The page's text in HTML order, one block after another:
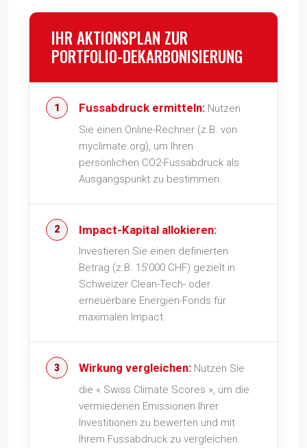
IHR AKTIONSPLAN ZUR
PORTFOLIO-DEKARBONISIERUNG
Fussabdruck ermitteln: Nutzen
Sie einen Online-Rechner (z.B. von
myclimate.org), um Ihren
persönlichen CO2-Fussabdruck als
Ausgangspunkt zu bestimmen.
Impact-Kapital allokieren:
Investieren Sie einen definierten
Betrag (z.B. 15’000 CHF) gezielt in
Schweizer Clean-Tech- oder
erneuerbare Energien-Fonds für
maximalen Impact.
Wirkung vergleichen: Nutzen Sie
die « Swiss Climate Scores », um die
vermiedenen Emissionen Ihrer
Investitionen zu bewerten und mit
Ihrem Fussabdruck zu vergleichen.